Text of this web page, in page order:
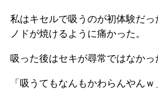
私はキセルで吸うのが初体験だっ
ノドが焼けるように痛かった。
吸った後はセキが尋常ではなかっ
「吸うてもなんもかわらんやん